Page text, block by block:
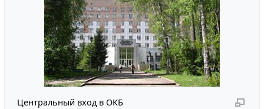
Центральный вход в ОКБ